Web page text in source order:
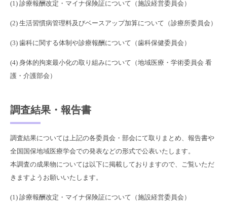
(1) 診療報酬改定・マイナ保険証について（施設経営委員会）
(2) 生活習慣病管理料及びベースアップ加算について（診療所委員会）
(3) 歯科に関する体制や診療報酬について（歯科保健委員会）
(4) 身体的拘束最小化の取り組みについて（地域医療・学術委員会 看
護・介護部会）
調査結果・報告書
調査結果については上記の各委員会・部会にて取りまとめ、報告書や
全国国保地域医療学会での発表などの形式で公表いたします。
本調査の成果物については以下に掲載しておりますので、ご覧いただ
きますようお願いいたします。
(1) 診療報酬改定・マイナ保険証について（施設経営委員会）